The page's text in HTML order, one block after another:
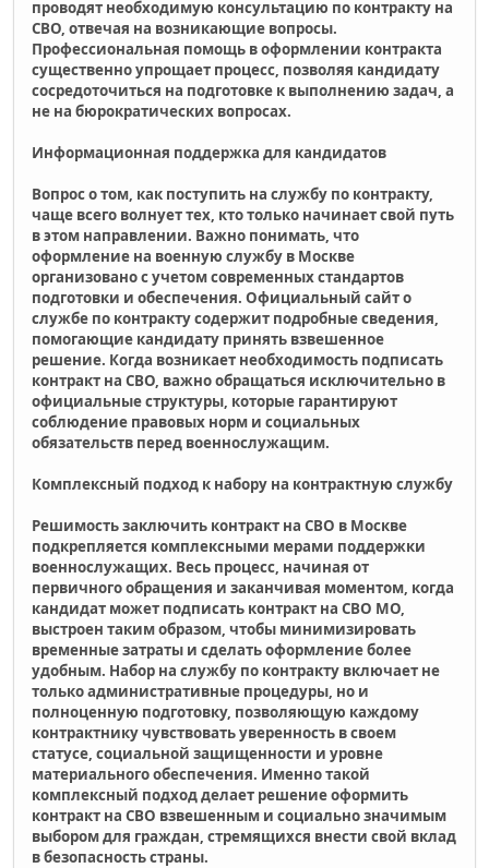
проводят необходимую консультацию по контракту на
СВО, отвечая на возникающие вопросы.
Профессиональная помощь в оформлении контракта
существенно упрощает процесс, позволяя кандидату
сосредоточиться на подготовке к выполнению задач, а
не на бюрократических вопросах.
Информационная поддержка для кандидатов
Вопрос о том, как поступить на службу по контракту,
чаще всего волнует тех, кто только начинает свой путь
в этом направлении. Важно понимать, что
оформление на военную службу в Москве
организовано с учетом современных стандартов
подготовки и обеспечения. Официальный сайт о
службе по контракту содержит подробные сведения,
помогающие кандидату принять взвешенное
решение. Когда возникает необходимость подписать
контракт на СВО, важно обращаться исключительно в
официальные структуры, которые гарантируют
соблюдение правовых норм и социальных
обязательств перед военнослужащим.
Комплексный подход к набору на контрактную службу
Решимость заключить контракт на СВО в Москве
подкрепляется комплексными мерами поддержки
военнослужащих. Весь процесс, начиная от
первичного обращения и заканчивая моментом, когда
кандидат может подписать контракт на СВО МО,
выстроен таким образом, чтобы минимизировать
временные затраты и сделать оформление более
удобным. Набор на службу по контракту включает не
только административные процедуры, но и
полноценную подготовку, позволяющую каждому
контрактнику чувствовать уверенность в своем
статусе, социальной защищенности и уровне
материального обеспечения. Именно такой
комплексный подход делает решение оформить
контракт на СВО взвешенным и социально значимым
выбором для граждан, стремящихся внести свой вклад
в безопасность страны.